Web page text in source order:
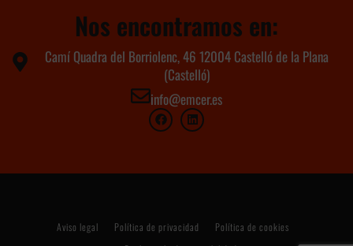
Nos encontramos en:
Camí Quadra del Borriolenc, 46 12004 Castelló de la Plana
(Castelló)
info@emcer.es
Aviso legal Política de privacidad
Política de cookies